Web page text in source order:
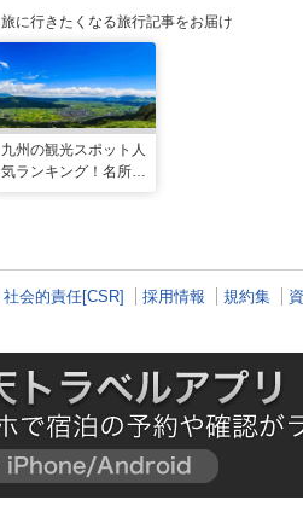
旅に行きたくなる旅行記事をお届け
九州の観光スポット人
気ランキング！名所も
社会的責任[CSR] 採用情報 規約集